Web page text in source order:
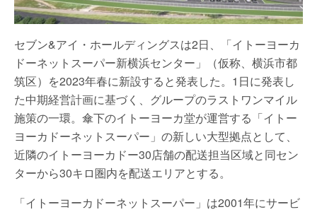
セブン&アイ・ホールディングスは2日、「イトーヨーカ
ドーネットスーパー新横浜センター」（仮称、横浜市都
筑区）を2023年春に新設すると発表した。1日に発表し
た中期経営計画に基づく、グループのラストワンマイル
施策の一環。傘下のイトーヨーカ堂が運営する「イトー
ヨーカドーネットスーパー」の新しい大型拠点として、
近隣のイトーヨーカドー30店舗の配送担当区域と同セン
ターから30キロ圏内を配送エリアとする。
「イトーヨーカドーネットスーパー」は2001年にサービ